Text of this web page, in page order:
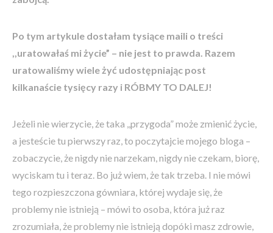
Po tym artykule dostałam tysiące maili o treści
,,uratowałaś mi życie” – nie jest to prawda. Razem
uratowaliśmy wiele żyć udostępniając post
kilkanaście tysięcy razy i RÓBMY TO DALEJ!
Jeżeli nie wierzycie, że taka ,,przygoda” może zmienić życie,
a jesteście tu pierwszy raz, to poczytajcie mojego bloga –
zobaczycie, że nigdy nie narzekam, nigdy nie czekam, biorę,
wyciskam tu i teraz. Bo już wiem, że tak trzeba. I nie mówi
tego rozpieszczona gówniara, której wydaje się, że
problemy nie istnieją – mówi to osoba, która już raz
zrozumiała, że problemy nie istnieją dopóki masz zdrowie,